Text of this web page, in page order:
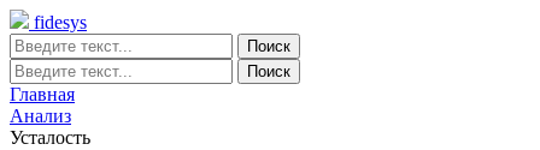
fidesys
Главная
Анализ
Усталость